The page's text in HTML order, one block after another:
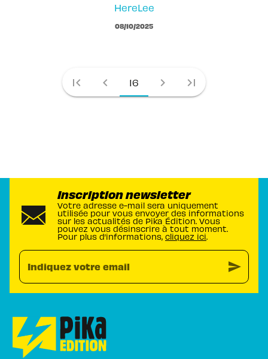
HereLee
08/10/2025
first_page chevron_left 16 chevron_right last_page
Inscription newsletter
Votre adresse e-mail sera uniquement
utilisée pour vous envoyer des informations
sur les actualités de Pika Édition. Vous
pouvez vous désinscrire à tout moment.
Pour plus d’informations, cliquez ici.
Indiquez votre email send